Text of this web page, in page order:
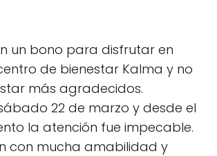
un bono para disfrutar en
de bienestar Kalma y no
más agradecidos.
22 de marzo y desde el
la atención fue impecable.
con mucha amabilidad y